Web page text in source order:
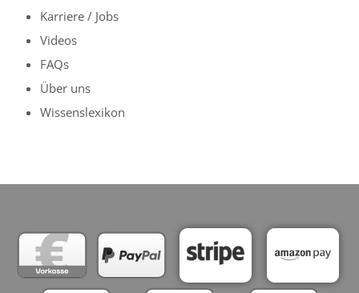
Karriere / Jobs
Videos
FAQs
Über uns
Wissenslexikon